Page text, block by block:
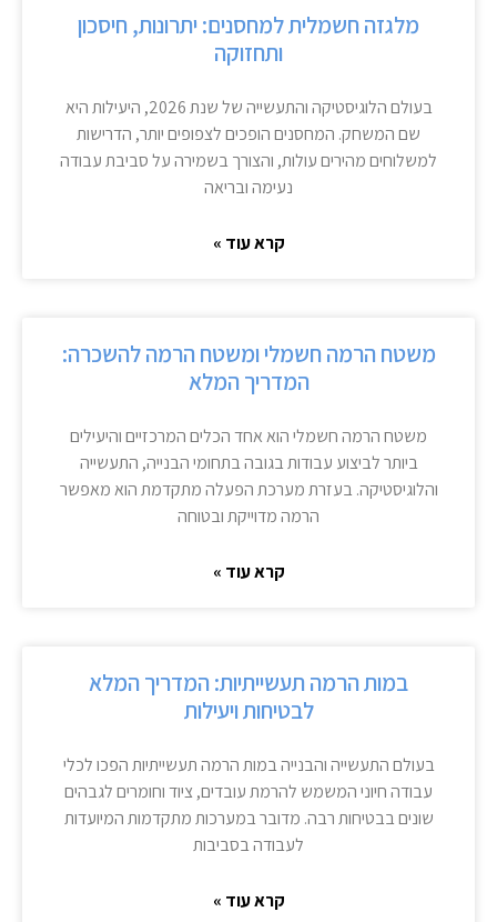
מלגזה חשמלית למחסנים: יתרונות, חיסכון
ותחזוקה
בעולם הלוגיסטיקה והתעשייה של שנת 2026, היעילות היא
שם המשחק. המחסנים הופכים לצפופים יותר, הדרישות
למשלוחים מהירים עולות, והצורך בשמירה על סביבת עבודה
נעימה ובריאה
קרא עוד »
משטח הרמה חשמלי ומשטח הרמה להשכרה:
המדריך המלא
משטח הרמה חשמלי הוא אחד הכלים המרכזיים והיעילים
ביותר לביצוע עבודות בגובה בתחומי הבנייה, התעשייה
והלוגיסטיקה. בעזרת מערכת הפעלה מתקדמת הוא מאפשר
הרמה מדוייקת ובטוחה
קרא עוד »
במות הרמה תעשייתיות: המדריך המלא
לבטיחות ויעילות
בעולם התעשייה והבנייה במות הרמה תעשייתיות הפכו לכלי
עבודה חיוני המשמש להרמת עובדים, ציוד וחומרים לגבהים
שונים בבטיחות רבה. מדובר במערכות מתקדמות המיועדות
לעבודה בסביבות
קרא עוד »